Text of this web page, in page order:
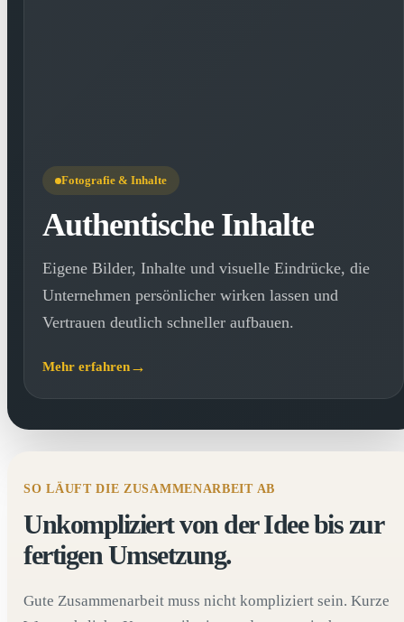
Fotografie & Inhalte
Authentische Inhalte
Eigene Bilder, Inhalte und visuelle Eindrücke, die
Unternehmen persönlicher wirken lassen und
Vertrauen deutlich schneller aufbauen.
Mehr erfahren
SO LÄUFT DIE ZUSAMMENARBEIT AB
Unkompliziert von der Idee bis zur
fertigen Umsetzung.
Gute Zusammenarbeit muss nicht kompliziert sein. Kurze